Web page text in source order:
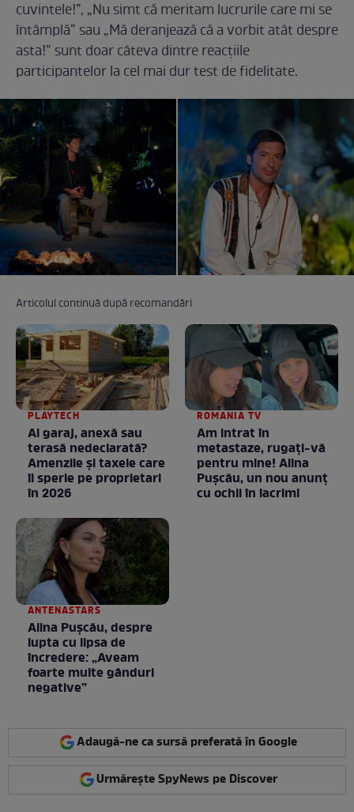
cuvintele!”, „Nu simt că meritam lucrurile care mi se
întâmplă” sau „Mă deranjează că a vorbit atât despre
asta!” sunt doar câteva dintre reacţiile
participantelor la cel mai dur test de fidelitate.
Articolul continuă după recomandări
PLAYTECH
Ai garaj, anexă sau
terasă nedeclarată?
Amenzile și taxele care
îi sperie pe proprietari
în 2026
ROMANIA TV
Am intrat în
metastaze, rugaţi-vă
pentru mine! Alina
Puşcău, un nou anunţ
cu ochii în lacrimi
ANTENASTARS
Alina Pușcău, despre
lupta cu lipsa de
încredere: „Aveam
foarte multe gânduri
negative”
Adaugă-ne ca sursă preferată în Google
Urmărește SpyNews pe Discover